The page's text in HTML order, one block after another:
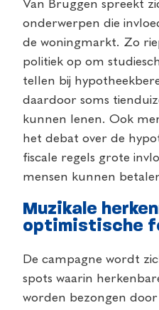
Van Bruggen spreekt
onderwerpen die
de woningmarkt. Zo
politiek op om
tellen bij
daardoor soms
kunnen lenen. Ook
het debat over de
fiscale regels grote
mensen kunnen
Muzikale
optimistische
De campagne wordt
spots waarin
worden bezongen